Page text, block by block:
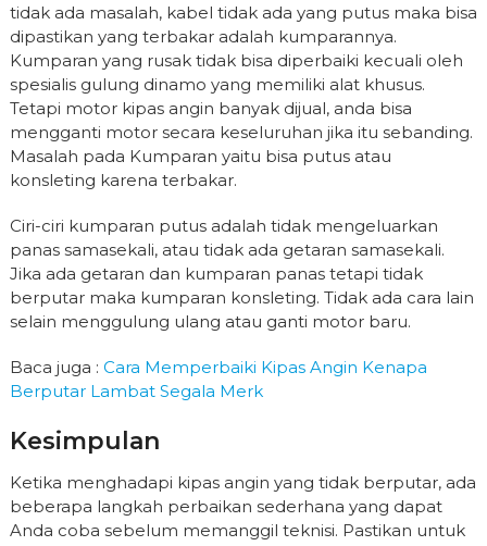
tidak ada masalah, kabel tidak ada yang putus maka bisa
dipastikan yang terbakar adalah kumparannya.
Kumparan yang rusak tidak bisa diperbaiki kecuali oleh
spesialis gulung dinamo yang memiliki alat khusus.
Tetapi motor kipas angin banyak dijual, anda bisa
mengganti motor secara keseluruhan jika itu sebanding.
Masalah pada Kumparan yaitu bisa putus atau
konsleting karena terbakar.
Ciri-ciri kumparan putus adalah tidak mengeluarkan
panas samasekali, atau tidak ada getaran samasekali.
Jika ada getaran dan kumparan panas tetapi tidak
berputar maka kumparan konsleting. Tidak ada cara lain
selain menggulung ulang atau ganti motor baru.
Baca juga : Cara Memperbaiki Kipas Angin Kenapa
Berputar Lambat Segala Merk
Kesimpulan
Ketika menghadapi kipas angin yang tidak berputar, ada
beberapa langkah perbaikan sederhana yang dapat
Anda coba sebelum memanggil teknisi. Pastikan untuk